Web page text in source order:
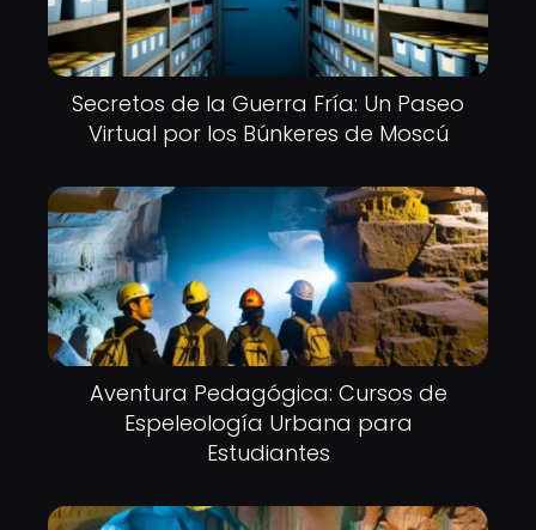
Secretos de la Guerra Fría: Un Paseo
Virtual por los Búnkeres de Moscú
Aventura Pedagógica: Cursos de
Espeleología Urbana para
Estudiantes